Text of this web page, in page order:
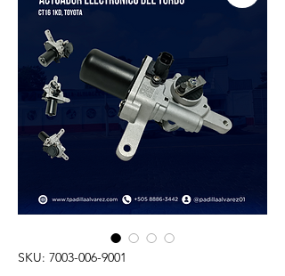
SKU: 7003-006-9001